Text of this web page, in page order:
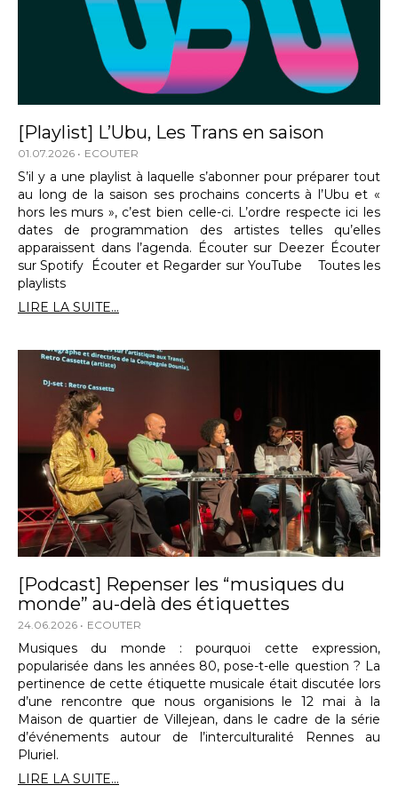
[Playlist] L’Ubu, Les Trans en saison
01.07.2026 ECOUTER
S’il y a une playlist à laquelle s’abonner pour préparer tout
au long de la saison ses prochains concerts à l’Ubu et «
hors les murs », c’est bien celle-ci. L’ordre respecte ici les
dates de programmation des artistes telles qu’elles
apparaissent dans l’agenda. Écouter sur Deezer Écouter
sur Spotify Écouter et Regarder sur YouTube Toutes les
playlists
LIRE LA SUITE...
[Podcast] Repenser les “musiques du
monde” au-delà des étiquettes
24.06.2026 ECOUTER
Musiques du monde : pourquoi cette expression,
popularisée dans les années 80, pose-t-elle question ? La
pertinence de cette étiquette musicale était discutée lors
d’une rencontre que nous organisions le 12 mai à la
Maison de quartier de Villejean, dans le cadre de la série
d’événements autour de l’interculturalité Rennes au
Pluriel.
LIRE LA SUITE...